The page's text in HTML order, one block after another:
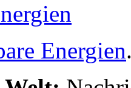
Energien